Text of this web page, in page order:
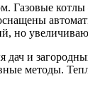
Газовые
но
и
методы.